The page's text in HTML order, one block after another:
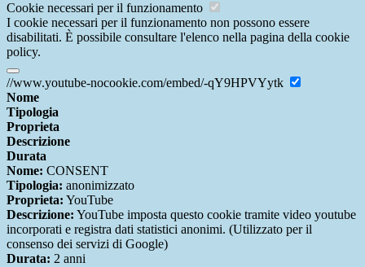
Cookie necessari per il funzionamento
I cookie necessari per il funzionamento non possono essere
disabilitati. È possibile consultare l'elenco nella pagina della cookie
policy.
//www.youtube-nocookie.com/embed/-qY9HPVYytk
Nome
Tipologia
Proprieta
Descrizione
Durata
Nome: CONSENT
Tipologia: anonimizzato
Proprieta: YouTube
Descrizione: YouTube imposta questo cookie tramite video youtube
incorporati e registra dati statistici anonimi. (Utilizzato per il
consenso dei servizi di Google)
Durata: 2 anni